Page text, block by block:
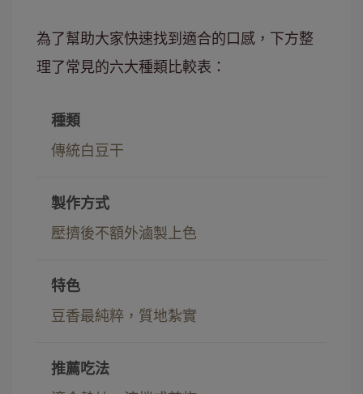
為了幫助大家快速找到適合的口感，下方整
理了常見的六大種類比較表：
傳統白豆干
壓擠後不額外滷製上色
豆香最純粹，質地紮實